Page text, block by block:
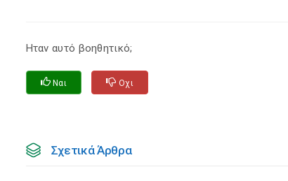
Ηταν αυτό βοηθητικό;
Ναι Οχι
Σχετικά Άρθρα